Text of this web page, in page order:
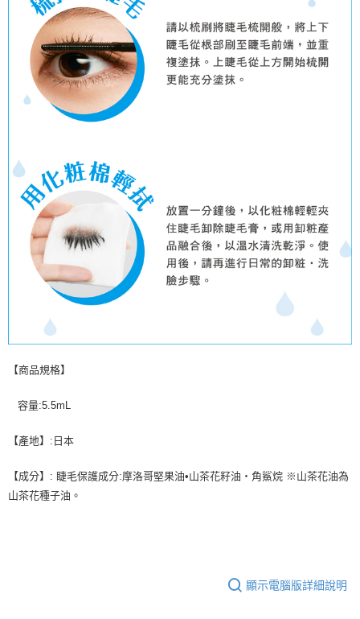
【商品規格】
容量:5.5mL
【產地】:日本
【成分】: 睫毛保護成分:摩洛哥堅果油•山茶花籽油‧角鯊烷 ※山茶花油為
山茶花種子油。
顯示電腦版詳細說明